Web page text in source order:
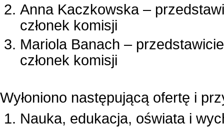
Anna Kaczkowska –
członek komisji
Mariola Banach –
członek komisji
Wyłoniono następującą ofertę i
Nauka, edukacja, oświata i